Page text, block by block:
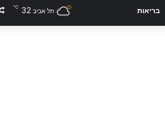
בריאות תל אביב 32
℃